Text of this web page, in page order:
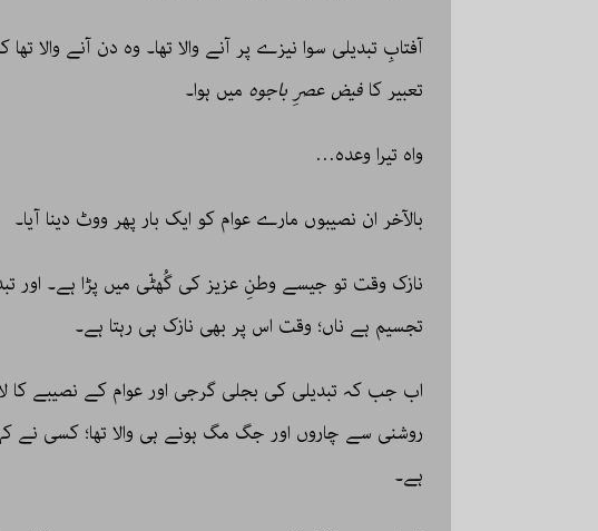
آفتابِ تبدیلی سوا نیزے پر آنے والا تھا۔ وہ دن آنے والا
تعبیر کا فیض عصرِ باجوہ میں ہوا۔
واہ تیرا وعدہ…
بالآخر ان نصیبوں مارے عوام کو ایک بار پھر ووٹ دینا آیا۔
نازک وقت تو جیسے وطنِ عزیز کی گُھٹّی میں پڑا ہے۔ اور
تجسیم ہے ناں؛ وقت اس پر بھی نازک ہی رہتا ہے۔
اب جب کہ تبدیلی کی بجلی گرجی اور عوام کے نصیبے کا
روشنی سے چاروں اور جگ مگ ہونے ہی والا تھا؛ کسی نے
ہے۔